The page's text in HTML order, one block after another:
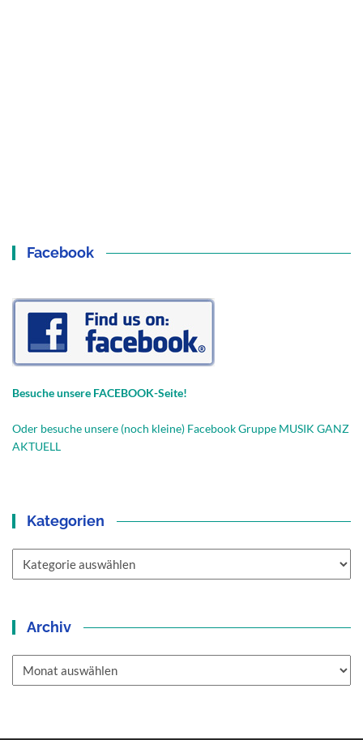
Facebook
Besuche unsere FACEBOOK-Seite!
Oder besuche unsere (noch kleine) Facebook Gruppe MUSIK GANZ
AKTUELL
Kategorien
Archiv